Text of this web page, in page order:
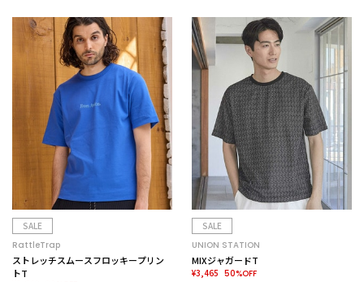
SALE
RattleTrap
ストレッチスムースフロッキープリン
トT
SALE
UNION STATION
MIXジャガードT
¥3,465 50%OFF